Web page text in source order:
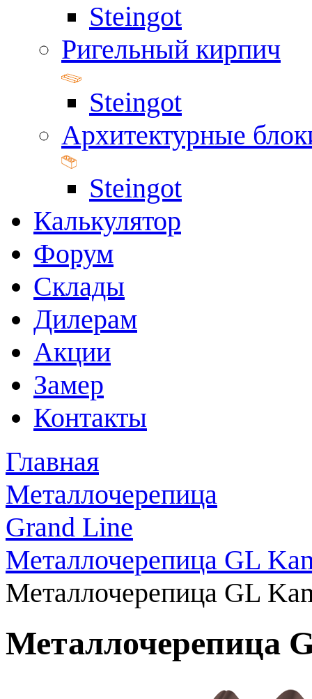
Steingot
Ригельный кирпич
Steingot
Архитектурные
Steingot
Калькулятор
Форум
Склады
Дилерам
Акции
Замер
Контакты
Главная
Металлочерепица
Grand Line
Металлочерепица GL
Металлочерепица GL
Металлочерепица